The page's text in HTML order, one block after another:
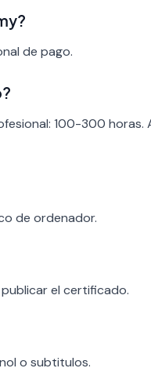
de pago.
100-300 horas.
de ordenador.
el certificado.
o subtitulos.